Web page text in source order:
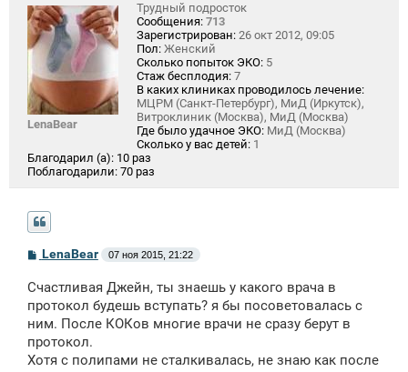
LenaBear
Трудный подросток
Сообщения: 713
Зарегистрирован: 26 окт 2012, 09:05
Пол: Женский
Сколько попыток ЭКО: 5
Стаж бесплодия: 7
В каких клиниках проводилось лечение:
МЦРМ (Санкт-Петербург), МиД (Иркутск),
Витроклиник (Москва), МиД (Москва)
Где было удачное ЭКО: МиД (Москва)
Сколько у вас детей: 1
Благодарил (а): 10 раз
Поблагодарили: 70 раз
С
б
щ
е
н
и
LenaBear 07 ноя 2015, 21:22
Счастливая Джейн, ты знаешь у какого врача в
протокол будешь вступать? я бы посоветовалась с
ним. После КОКов многие врачи не сразу берут в
протокол.
Хотя с полипами не сталкивалась, не знаю как после